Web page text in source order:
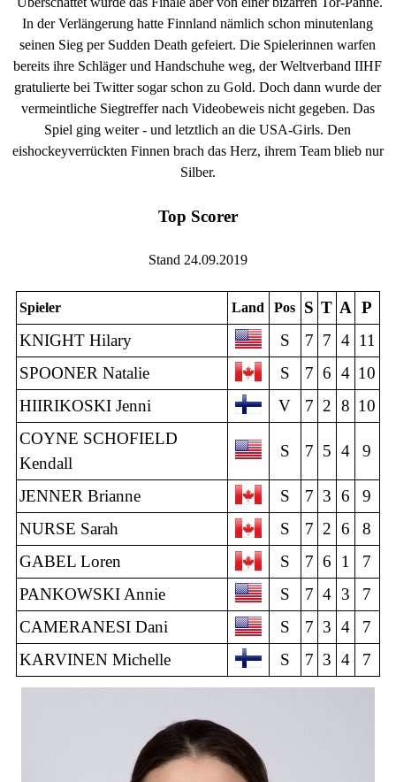
In der Verlängerung hatte Finnland nämlich schon minutenlang
seinen Sieg per Sudden Death gefeiert. Die Spielerinnen warfen
bereits ihre Schläger und Handschuhe weg, der Weltverband IIHF
gratulierte bei Twitter sogar schon zu Gold. Doch dann wurde der
vermeintliche Siegtreffer nach Videobeweis nicht gegeben. Das
Spiel ging weiter - und letztlich an die USA-Girls. Den
eishockeyverrückten Finnen brach das Herz, ihrem Team blieb nur
Silber.
Top Scorer
Stand 24.09.2019
Spieler Land Pos S T A P
KNIGHT Hilary
S 7 7 4 11
SPOONER Natalie
S 7 6 4 10
HIIRIKOSKI Jenni
V 7 2 8 10
COYNE SCHOFIELD
Kendall
S 7 5 4 9
JENNER Brianne S 7 3 6
9
NURSE Sarah
S 7 2 6
8
GABEL Loren
S 7 6 1
7
PANKOWSKI Annie
S 7 4 3
7
CAMERANESI Dani
S 7 3 4
7
KARVINEN Michelle
S 7 3 4 7